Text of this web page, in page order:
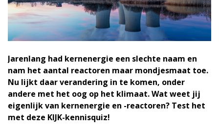
Jarenlang had kernenergie een slechte naam en
nam het aantal reactoren maar mondjesmaat toe.
Nu lijkt daar verandering in te komen, onder
andere met het oog op het klimaat. Wat weet jij
eigenlijk van kernenergie en -reactoren? Test het
met deze KIJK-kennisquiz!